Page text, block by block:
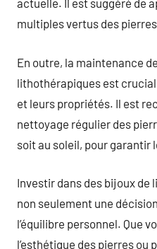
actuelle. Il est suggéré de
multiples vertus des
En outre, la maintenance
lithothérapiques est
et leurs propriétés. Il est
nettoyage régulier des
soit au soleil, pour garantir
Investir dans des bijoux
non seulement une
l’équilibre personnel. Que
l’esthétique des pierres ou